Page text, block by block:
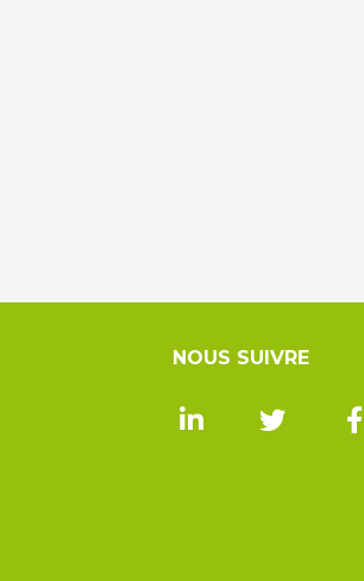
NOUS SUIVRE